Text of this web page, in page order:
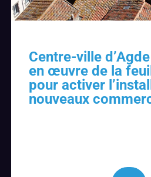
Centre-ville
en œuvre de la
pour activer
nouveaux